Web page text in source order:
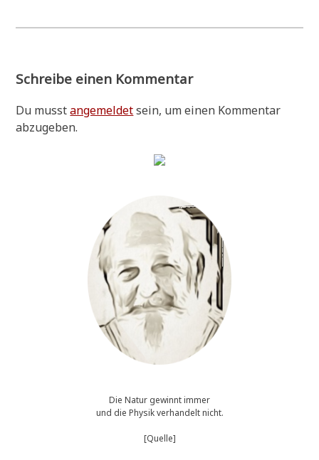
Schreibe einen Kommentar
Du musstangemeldetsein, um einen Kommentar
abzugeben.
Die Natur gewinnt immer
und die Physik verhandelt nicht.
[Quelle]